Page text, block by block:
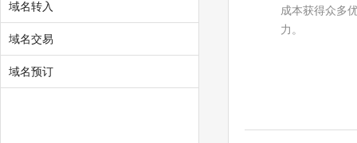
.bio
.blue
.lotto
域名转入
域名交易
域名预订
成本获得众多
力。